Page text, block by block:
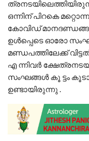
ഒന്നിന് പിറകെ
കോവിഡ്
ഉൾപ്പെടെ ഓരോ
മണ്ഡപത്തിലേക്ക്
എ ന്നിവർ
സംഘങ്ങൾ കൂ ട്ടം
ഉണ്ടായിരുന്നു .